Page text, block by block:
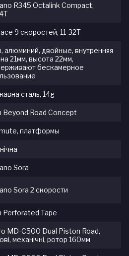
R345 Octalink Compact,
9 скоростей, 11-32T
алюминий, двойные, внутренняя
21мм, высота 22мм,
бескамерное
сталь, 14g
Beyond Road Concept
платформы
Sora
Sora 2 скорости
Perforated Tape
MD-C500 Dual Piston Road,
механічні, ротор 160мм